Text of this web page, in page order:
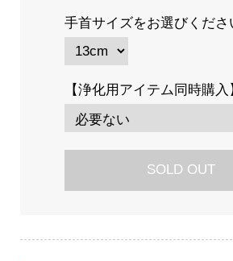
手首サイズをお選びくださ
【浄化用アイテム同時購入
SOLD OUT